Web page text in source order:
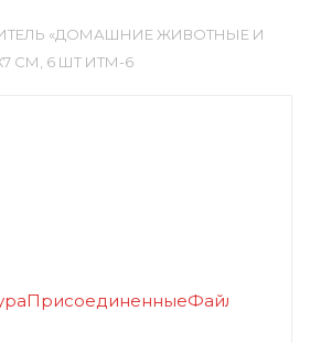
«ДОМАШНИЕ ЖИВОТНЫЕ И
СМ, 6 ШТ ИТМ-6